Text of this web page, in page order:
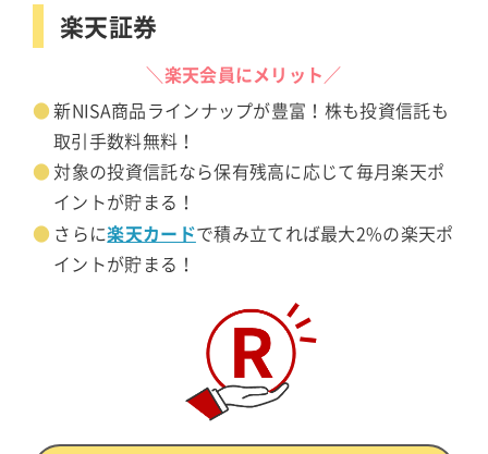
楽天証券
＼楽天会員にメリット／
新NISA商品ラインナップが豊富！株も投資信託も
取引手数料無料！
対象の投資信託なら保有残高に応じて毎月楽天ポ
イントが貯まる！
さらに楽天カードで積み立てれば最大2%の楽天ポ
イントが貯まる！